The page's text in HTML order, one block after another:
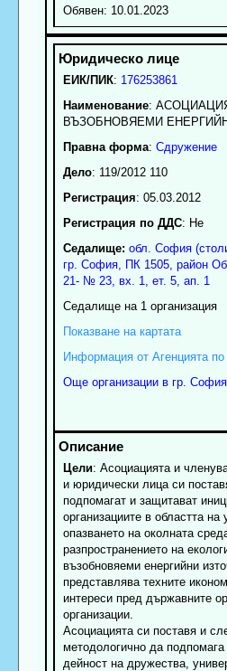
Обявен: 10.01.2023
ЕИК/ПИК: 176253861
Наименование:
ВЪЗОБНОВЯЕМИ
Правна форма: Сдружение
Дело: 119/2012 110
Регистрация: 05.03.2012
Регистрация по ДДС: Нe
Седалище: обл. София
гр. София, ПК 1505, район
21- № 23, вх. 1, ет. 5, ап. 1
Седалище на 1 организация
Показване на картата
Информация от Агенцията по
Още организации в гр.
Цели: Асоциацията и
и юридически лица си
подпомагат и защитават
организациите в областта на
опазването на околната
разпространението на
възобновяеми енергийни
представлява техните
интереси пред държавните
организации.
Асоциацията си поставя и
методологично да подпомага
дейност на дружества,